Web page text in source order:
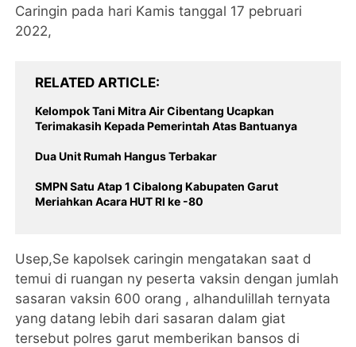
Caringin pada hari Kamis tanggal 17 pebruari
2022,
RELATED ARTICLE
Kelompok Tani Mitra Air Cibentang Ucapkan
Terimakasih Kepada Pemerintah Atas Bantuanya
Dua Unit Rumah Hangus Terbakar
SMPN Satu Atap 1 Cibalong Kabupaten Garut
Meriahkan Acara HUT RI ke -80
Usep,Se kapolsek caringin mengatakan saat d
temui di ruangan ny peserta vaksin dengan jumlah
sasaran vaksin 600 orang , alhandulillah ternyata
yang datang lebih dari sasaran dalam giat
tersebut polres garut memberikan bansos di